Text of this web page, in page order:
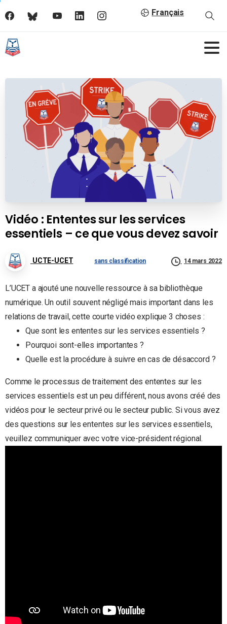
Français
Vidéo : Ententes sur les services
essentiels – ce que vous devez savoir
UCTE-UCET sans classification 14 mars 2022
L’UCET a ajouté une nouvelle ressource à sa bibliothèque
numérique. Un outil souvent négligé mais important dans les
relations de travail, cette courte vidéo explique 3 choses :
Que sont les ententes sur les services essentiels ?
Pourquoi sont-elles importantes ?
Quelle est la procédure à suivre en cas de désaccord ?
Comme le processus de traitement des ententes sur les
services essentiels est un peu différent, nous avons créé des
vidéos pour le secteur privé ou le secteur public. Si vous avez
des questions sur les ententes sur les services essentiels,
veuillez communiquer avec votre vice-président régional.